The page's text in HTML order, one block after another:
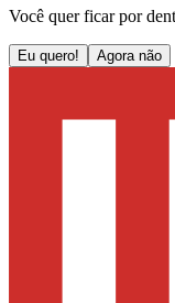
Você quer ficar por
Eu quero! Agora não